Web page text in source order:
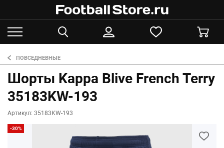
ПОВСЕДНЕВНЫЕ
Шорты Kappa Blive French Terry
35183KW-193
Артикул: 35183KW-193
-30%